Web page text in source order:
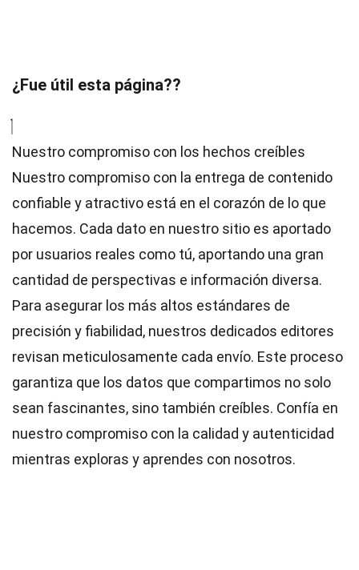
¿Fue útil esta página??
Nuestro compromiso con los hechos creíbles
Nuestro compromiso con la entrega de contenido
confiable y atractivo está en el corazón de lo que
hacemos. Cada dato en nuestro sitio es aportado
por usuarios reales como tú, aportando una gran
cantidad de perspectivas e información diversa.
Para asegurar los más altos estándares de
precisión y fiabilidad, nuestros dedicados editores
revisan meticulosamente cada envío. Este proceso
garantiza que los datos que compartimos no solo
sean fascinantes, sino también creíbles. Confía en
nuestro compromiso con la calidad y autenticidad
mientras exploras y aprendes con nosotros.